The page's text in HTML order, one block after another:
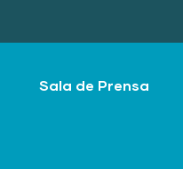
Sala de Prensa